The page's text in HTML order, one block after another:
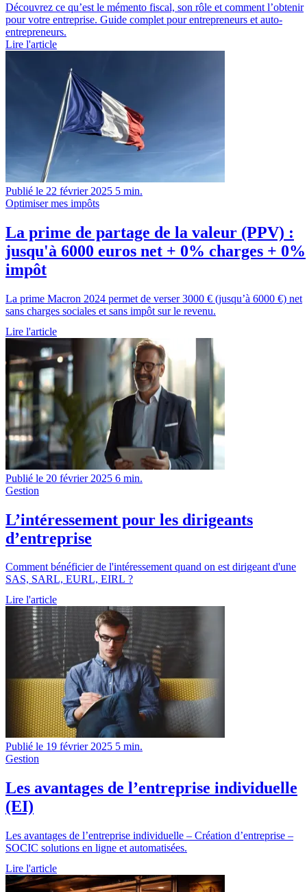
Découvrez ce qu’est le mémento fiscal, son rôle et comment l’obtenir
pour votre entreprise. Guide complet pour entrepreneurs et auto-
entrepreneurs.
Lire l'article
Publié le 22 février 2025 5 min.
Optimiser mes impôts
La prime de partage de la valeur (PPV) :
jusqu'à 6000 euros net + 0% charges + 0%
impôt
La prime Macron 2024 permet de verser 3000 € (jusqu’à 6000 €) net
sans charges sociales et sans impôt sur le revenu.
Lire l'article
Publié le 20 février 2025 6 min.
Gestion
L’intéressement pour les dirigeants
d’entreprise
Comment bénéficier de l'intéressement quand on est dirigeant d'une
SAS, SARL, EURL, EIRL ?
Lire l'article
Publié le 19 février 2025 5 min.
Gestion
Les avantages de l’entreprise individuelle
(EI)
Les avantages de l’entreprise individuelle – Création d’entreprise –
SOCIC solutions en ligne et automatisées.
Lire l'article